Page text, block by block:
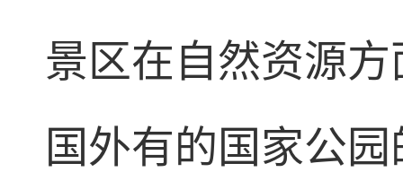
景区在自然资源
国外有的国家公